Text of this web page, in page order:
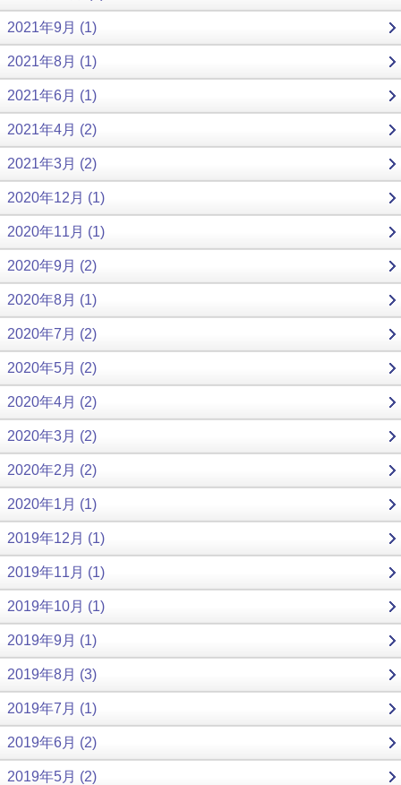
2021年9月 (1)
2021年8月 (1)
2021年6月 (1)
2021年4月 (2)
2021年3月 (2)
2020年12月 (1)
2020年11月 (1)
2020年9月 (2)
2020年8月 (1)
2020年7月 (2)
2020年5月 (2)
2020年4月 (2)
2020年3月 (2)
2020年2月 (2)
2020年1月 (1)
2019年12月 (1)
2019年11月 (1)
2019年10月 (1)
2019年9月 (1)
2019年8月 (3)
2019年7月 (1)
2019年6月 (2)
2019年5月 (2)